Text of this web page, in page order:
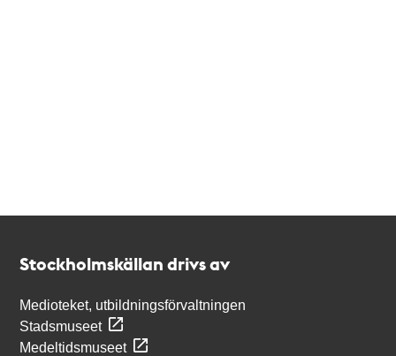
Stockholmskällan drivs av
Medioteket, utbildningsförvaltningen
Stadsmuseet
Medeltidsmuseet